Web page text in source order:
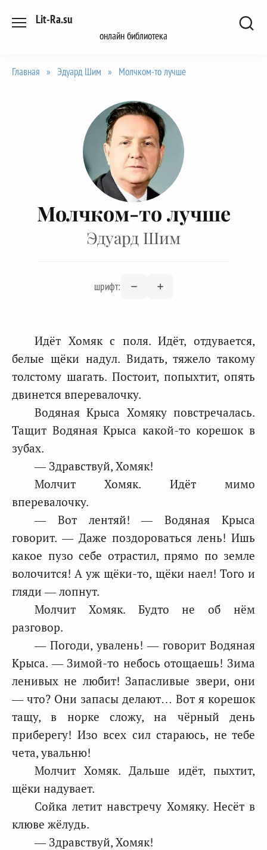
Lit-Ra.su
онлайн библиотека
Главная » Эдуард Шим » Молчком-то лучше
Молчком-то лучше
Эдуард Шим
шрифт:
Идёт Хомяк с поля. Идёт, отдувается,
белые щёки надул. Видать, тяжело такому
толстому шагать. Постоит, попыхтит, опять
двинется вперевалочку.
Водяная Крыса Хомяку повстречалась.
Тащит Водяная Крыса какой-то корешок в
зубах.
— Здравствуй, Хомяк!
Молчит Хомяк. Идёт мимо
вперевалочку.
— Вот лентяй! — Водяная Крыса
говорит. — Даже поздороваться лень! Ишь
какое пузо себе отрастил, прямо по земле
волочится! А уж щёки-то, щёки наел! Того и
гляди — лопнут.
Молчит Хомяк. Будто не об нём
разговор.
— Погоди, увалень! — говорит Водяная
Крыса. — Зимой-то небось отощаешь! Зима
ленивых не любит! Запасливые звери, они
— что? Они запасы делают… Вот я корешок
тащу, в норке сложу, на чёрный день
приберегу! Изо всех сил стараюсь, не тебе
чета, увальню!
Молчит Хомяк. Дальше идёт, пыхтит,
щёки надувает.
Сойка летит навстречу Хомяку. Несёт в
клюве жёлудь.
— Здравствуй, Хомяк!